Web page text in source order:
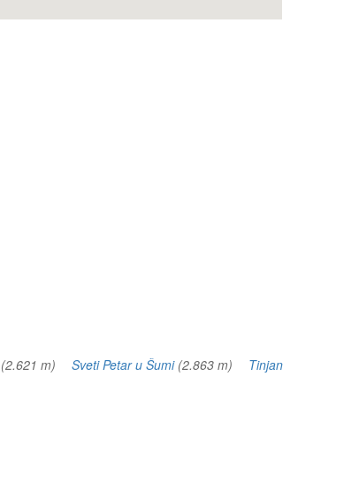
m) Sveti Petar u Šumi(2.863 m) Tinjan